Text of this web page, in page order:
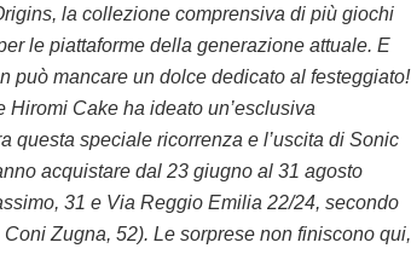
la collezione comprensiva di più giochi
le piattaforme della generazione attuale. E
può mancare un dolce dedicato al festeggiato!
Cake ha ideato un’esclusiva
questa speciale ricorrenza e l’uscita di Sonic
acquistare dal 23 giugno al 31 agosto
31 e Via Reggio Emilia 22/24, secondo
Zugna, 52). Le sorprese non finiscono qui,